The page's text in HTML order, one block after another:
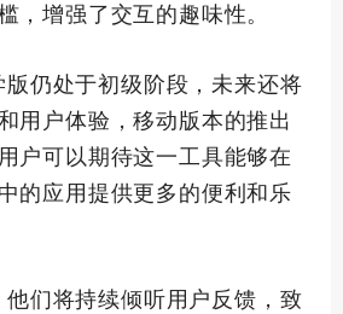
，增强了交互的趣味性。
仍处于初级阶段，未来还将
用户体验，移动版本的推出
户可以期待这一工具能够在
的应用提供更多的便利和乐
们将持续倾听用户反馈，致